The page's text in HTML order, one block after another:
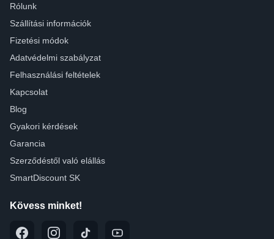
Rólunk
Szállítási információk
Fizetési módok
Adatvédelmi szabályzat
Felhasználási feltételek
Kapcsolat
Blog
Gyakori kérdések
Garancia
Szerződéstől való elállás
SmartDiscount SK
Kövess minket!